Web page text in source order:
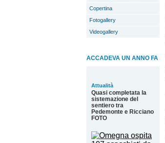
Copertina
Fotogallery
Videogallery
ACCADEVA UN ANNO FA
Attualità
Quasi completata la
sistemazione del
sentiero tra
Pedemonte e Ricciano
FOTO